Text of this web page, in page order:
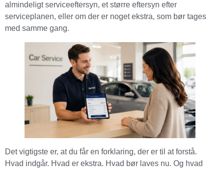
almindeligt serviceeftersyn, et større eftersyn efter
serviceplanen, eller om der er noget ekstra, som bør tages
med samme gang.
Det vigtigste er, at du får en forklaring, der er til at forstå.
Hvad indgår. Hvad er ekstra. Hvad bør laves nu. Og hvad